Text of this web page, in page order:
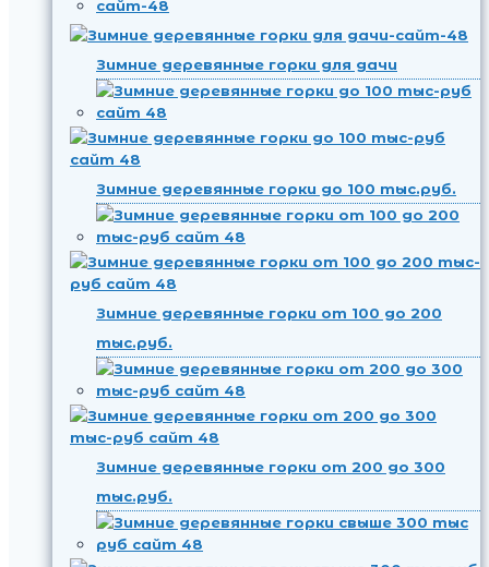
Зимние деревянные горки для дачи
Зимние деревянные горки до 100 тыс.руб.
Зимние деревянные горки от 100 до 200
тыс.руб.
Зимние деревянные горки от 200 до 300
тыс.руб.